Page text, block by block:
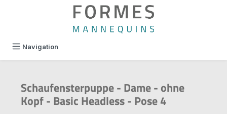
Navigation
Schaufensterpuppe - Dame - ohne
Kopf - Basic Headless - Pose 4